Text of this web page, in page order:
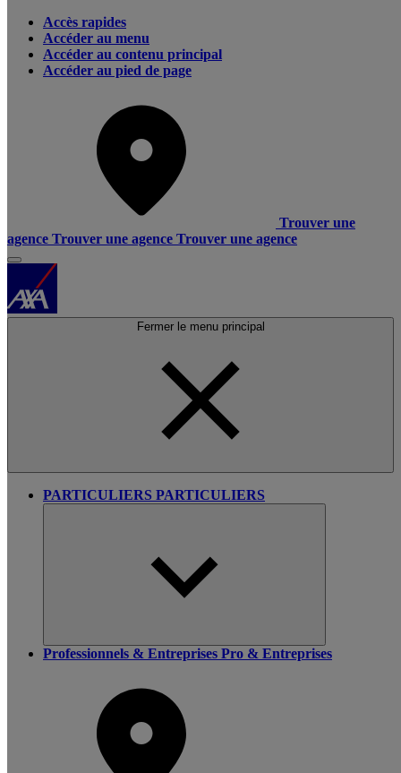
Accès rapides
Accéder au menu
Accéder au contenu principal
Accéder au pied de page
Trouver une
agence Trouver une agence Trouver une agence
Fermer le menu principal
PARTICULIERS PARTICULIERS
Professionnels & Entreprises Pro & Entreprises